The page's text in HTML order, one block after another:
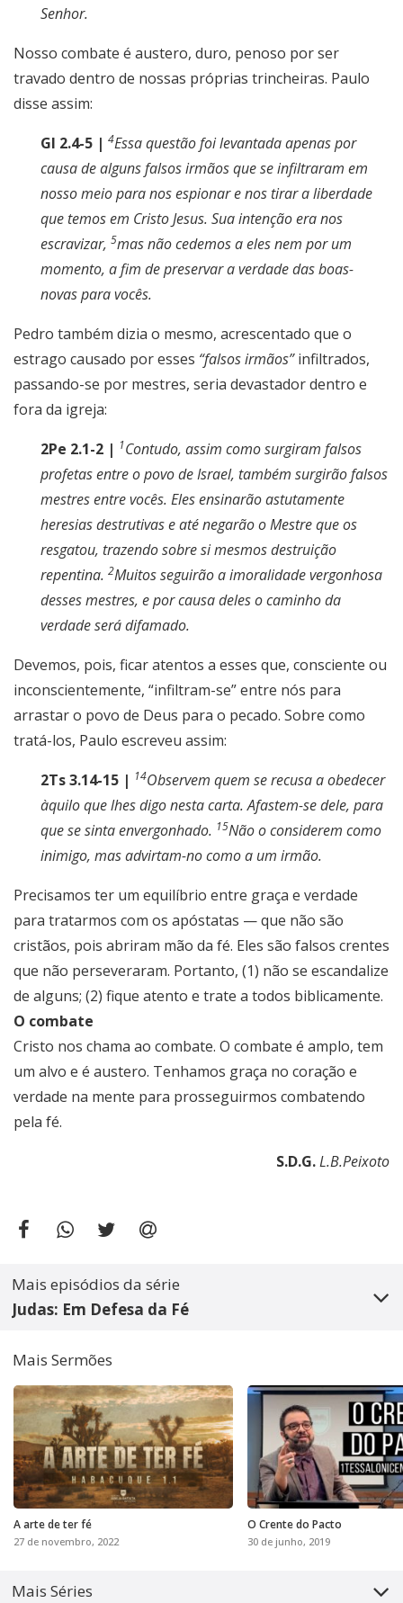
Senhor.
Nosso combate é austero, duro, penoso por ser
travado dentro de nossas próprias trincheiras. Paulo
disse assim:
Gl 2.4-5 | 4Essa questão foi levantada apenas por
causa de alguns falsos irmãos que se infiltraram em
nosso meio para nos espionar e nos tirar a liberdade
que temos em Cristo Jesus. Sua intenção era nos
escravizar, 5mas não cedemos a eles nem por um
momento, a fim de preservar a verdade das boas-
novas para vocês.
Pedro também dizia o mesmo, acrescentado que o
estrago causado por esses “falsos irmãos”infiltrados,
passando-se por mestres, seria devastador dentro e
fora da igreja:
2Pe 2.1-2 | 1Contudo, assim como surgiram falsos
profetas entre o povo de Israel, também surgirão falsos
mestres entre vocês. Eles ensinarão astutamente
heresias destrutivas e até negarão o Mestre que os
resgatou, trazendo sobre si mesmos destruição
repentina. 2Muitos seguirão a imoralidade vergonhosa
desses mestres, e por causa deles o caminho da
verdade será difamado.
Devemos, pois, ficar atentos a esses que, consciente ou
inconscientemente, “infiltram-se” entre nós para
arrastar o povo de Deus para o pecado. Sobre como
tratá-los, Paulo escreveu assim:
2Ts 3.14-15 | 14Observem quem se recusa a obedecer
àquilo que lhes digo nesta carta. Afastem-se dele, para
que se sinta envergonhado. 15Não o considerem como
inimigo, mas advirtam-no como a um irmão.
Precisamos ter um equilíbrio entre graça e verdade
para tratarmos com os apóstatas — que não são
cristãos, pois abriram mão da fé. Eles são falsos crentes
que não perseveraram. Portanto, (1) não se escandalize
de alguns; (2) fique atento e trate a todos biblicamente.
O combate
Cristo nos chama ao combate. O combate é amplo, tem
um alvo e é austero. Tenhamos graça no coração e
verdade na mente para prosseguirmos combatendo
pela fé.
S.D.G.L.B.Peixoto
Mais episódios da série
Judas: Em Defesa da Fé
Mais Sermões
A arte de ter fé
27 de novembro, 2022
O Crente do Pacto
30 de junho, 2019
Mais Séries